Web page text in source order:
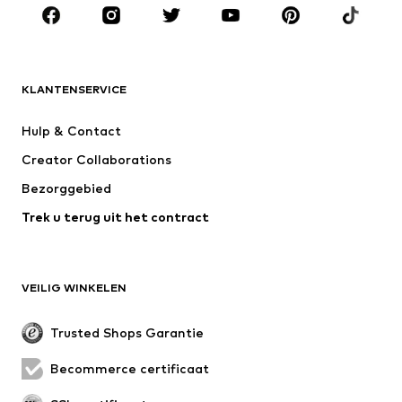
Accessoires
Premium
Nieuw
Ondergoed
Mantels
Rokken
Evenementen
SCHOENEN
KLANTENSERVICE
Hulp & Contact
Creator Collaborations
Bezorggebied
Trek u terug uit het contract
VEILIG WINKELEN
Trusted Shops Garantie
Becommerce certificaat